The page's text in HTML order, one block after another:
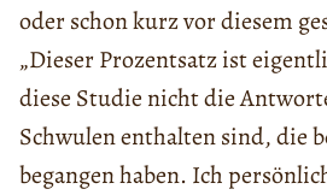
oder schon kurz vor diesem
„Dieser Prozentsatz ist
diese Studie nicht die
Schwulen enthalten sind, die
begangen haben. Ich